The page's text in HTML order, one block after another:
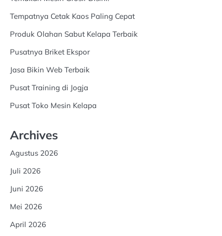
Tempatnya Cetak Kaos Paling Cepat
Produk Olahan Sabut Kelapa Terbaik
Pusatnya Briket Ekspor
Jasa Bikin Web Terbaik
Pusat Training di Jogja
Pusat Toko Mesin Kelapa
Archives
Agustus 2026
Juli 2026
Juni 2026
Mei 2026
April 2026